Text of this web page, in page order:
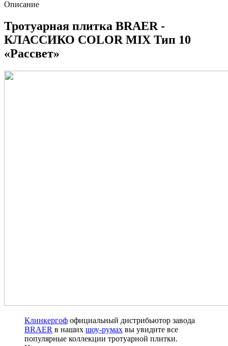
Описание
Тротуарная плитка BRAER -
КЛАССИКО COLOR MIX Тип 10
«Рассвет»
Клинкергоф официальный дистрибьютор завода
BRAER в наших шоу-румах вы увидите все
популярные коллекции тротуарной плитки.